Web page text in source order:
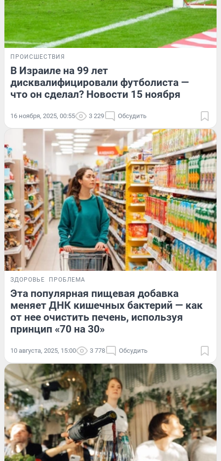
ПРОИСШЕСТВИЯ
В Израиле на 99 лет
дисквалифицировали футболиста —
что он сделал? Новости 15 ноября
16 ноября, 2025, 00:55 3 229 Обсудить
ЗДОРОВЬЕ ПРОБЛЕМА
Эта популярная пищевая добавка
меняет ДНК кишечных бактерий — как
от нее очистить печень, используя
принцип «70 на 30»
10 августа, 2025, 15:00 3 778 Обсудить